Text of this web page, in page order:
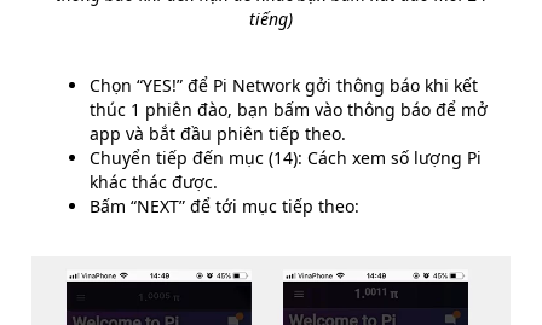
tiếng)
Chọn “YES!” để Pi Network gởi thông báo khi kết
thúc 1 phiên đào, bạn bấm vào thông báo để mở
app và bắt đầu phiên tiếp theo.
Chuyển tiếp đến mục (14): Cách xem số lượng Pi
khác thác được.
Bấm “NEXT” để tới mục tiếp theo: